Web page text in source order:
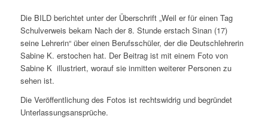
Die BILD berichtet unter der Überschrift „Weil er für einen Tag
Schulverweis bekam Nach der 8. Stunde erstach Sinan (17)
seine Lehrerin“ über einen Berufsschüler, der die Deutschlehrerin
Sabine K. erstochen hat. Der Beitrag ist mit einem Foto von
Sabine K illustriert, worauf sie inmitten weiterer Personen zu
sehen ist.
Die Veröffentlichung des Fotos ist rechtswidrig und begründet
Unterlassungsansprüche.